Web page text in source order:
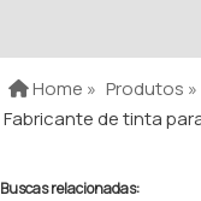
Home » Produtos »
Fabricante de tinta
Buscas relacionadas: